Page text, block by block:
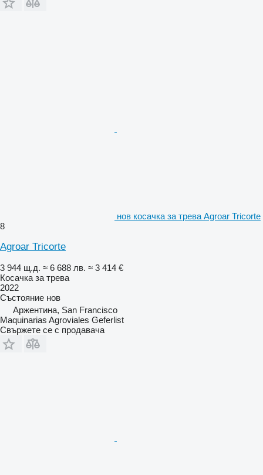
нов косачка за трева Agroar Tricorte
8
Agroar Tricorte
3 944 щ.д. ≈ 6 688 лв. ≈ 3 414 €
Косачка за трева
2022
Състояние нов
Аржентина, San Francisco
Maquinarias Agroviales Geferlist
Свържете се с продавача